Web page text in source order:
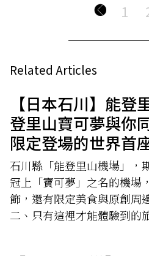
1
Related Articles
【日本石川】能登
登里山寶可夢與你
限定登場的世界首
石川縣「能登里山機場」，
冠上「寶可夢」之名的機場
飾，還有限定美食與原創周
二、只有這裡才能體驗到的